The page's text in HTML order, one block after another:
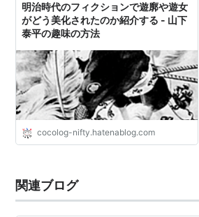
明治時代のフィクションで遊廓や遊女
がどう美化されたのか紹介する - 山下
泰平の趣味の方法
cocolog-nifty.hatenablog.com
関連ブログ